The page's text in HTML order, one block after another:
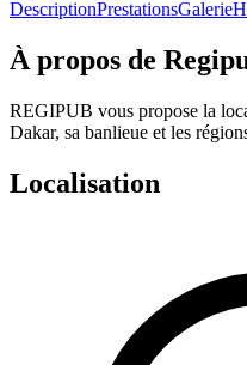
DescriptionPrestationsGalerie
À propos de
REGIPUB vous propose la
Dakar, sa banlieue et les
Localisation